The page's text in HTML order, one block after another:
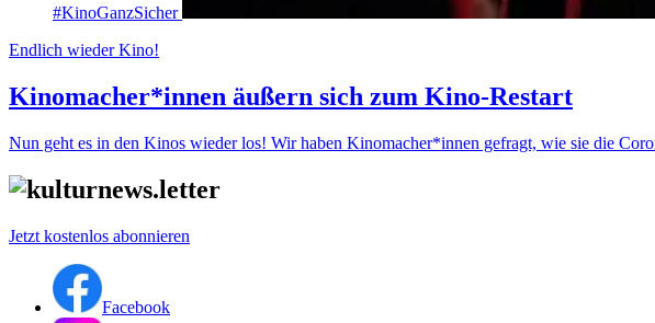
#KinoGanzSicher
Endlich wieder Kino!
Kinomacher*innen äußern sich zum Kino-Restart
Nun geht es in den Kinos wieder los! Wir haben Kinomacher*innen gefragt, wie sie die
Jetzt kostenlos abonnieren
Facebook